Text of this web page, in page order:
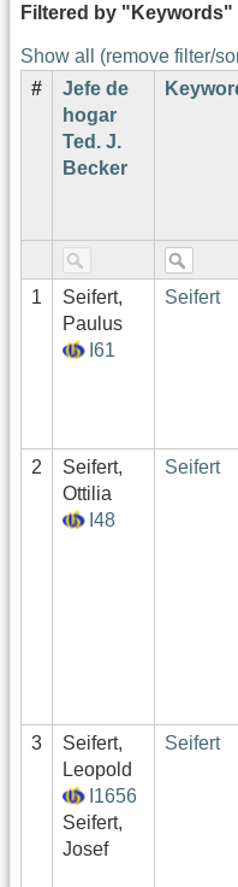
Filtered by
Show all (remove filter/
#
Jefe de
hogar
Ted. J.
Becker
1
Seifert,
Paulus
I61
Seifert
2
Seifert,
Ottilia
I48
Seifert
3
Seifert,
Leopold
I1656
Seifert,
Josef
Seifert